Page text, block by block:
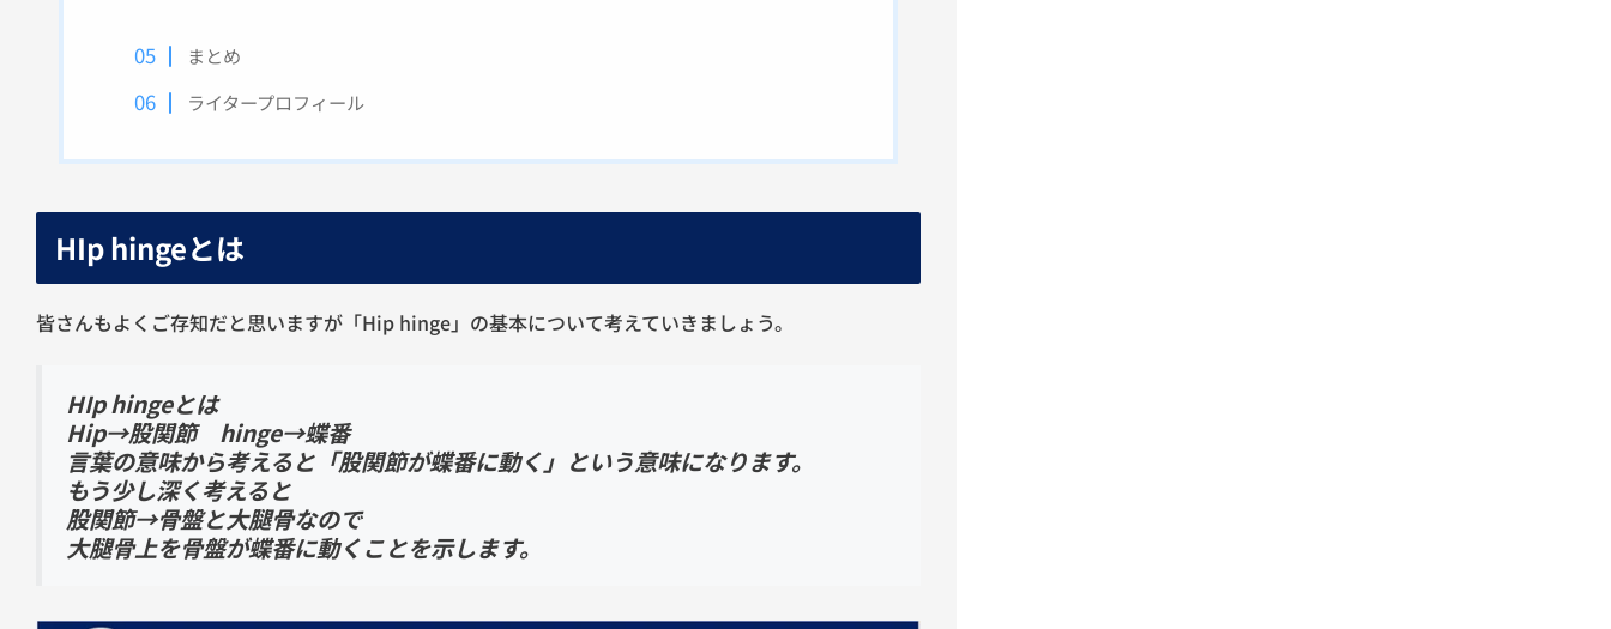
まとめ
ライタープロフィール
HIp hingeとは
皆さんもよくご存知だと思いますが「Hip hinge」の基本について考えていきましょう。
HIp hingeとは
Hip→股関節 hinge→蝶番
言葉の意味から考えると「股関節が蝶番に動く」という意味になります。
もう少し深く考えると
股関節→骨盤と大腿骨なので
大腿骨上を骨盤が蝶番に動くことを示します。